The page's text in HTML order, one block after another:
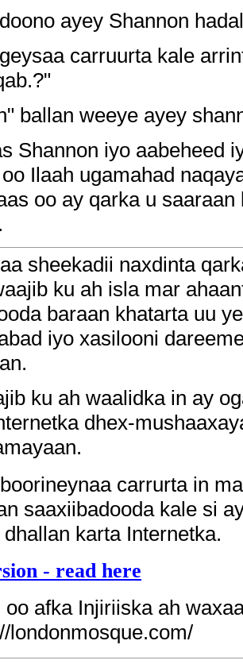
ayey Shannon
carruurta kale
ballan weeye ayey
Shannon iyo aabeheed
Ilaah ugamahad
oo ay qarka u
sheekadii naxdinta
ku ah isla mar
baraan khatarta uu
iyo xasilooni
ku ah waalidka in ay
dhex-
carrurta in
saaxiibadooda kale si
karta Internetka.
- read here
oo afka Injiriiska ah
londonmosque.com/